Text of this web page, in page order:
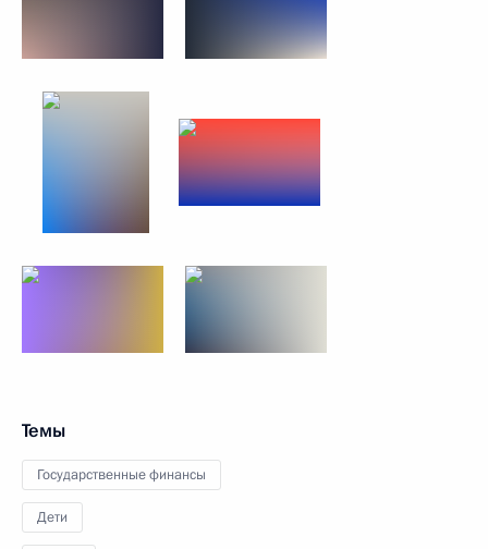
Темы
Государственные финансы
Дети